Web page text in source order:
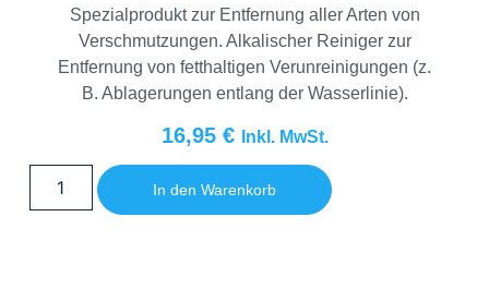
Spezialprodukt zur Entfernung aller Arten von
Verschmutzungen. Alkalischer Reiniger zur
Entfernung von fetthaltigen Verunreinigungen (z.
B. Ablagerungen entlang der Wasserlinie).
16,95 € Inkl. MwSt.
In den Warenkorb